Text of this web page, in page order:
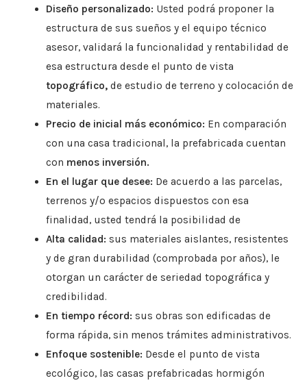
Diseño personalizado: Usted podrá proponer la
estructura de sus sueños y el equipo técnico
asesor, validará la funcionalidad y rentabilidad de
esa estructura desde el punto de vista
topográfico,de estudio de terreno y colocación de
materiales.
Precio de inicial más económico: En comparación
con una casa tradicional, la prefabricada cuentan
con menos inversión.
En el lugar que desee: De acuerdo a las parcelas,
terrenos y/o espacios dispuestos con esa
finalidad, usted tendrá la posibilidad de
Alta calidad: sus materiales aislantes, resistentes
y de gran durabilidad (comprobada por años), le
otorgan un carácter de seriedad topográfica y
credibilidad.
En tiempo récord: sus obras son edificadas de
forma rápida, sin menos trámites administrativos.
Enfoque sostenible: Desde el punto de vista
ecológico, las casas prefabricadas hormigón